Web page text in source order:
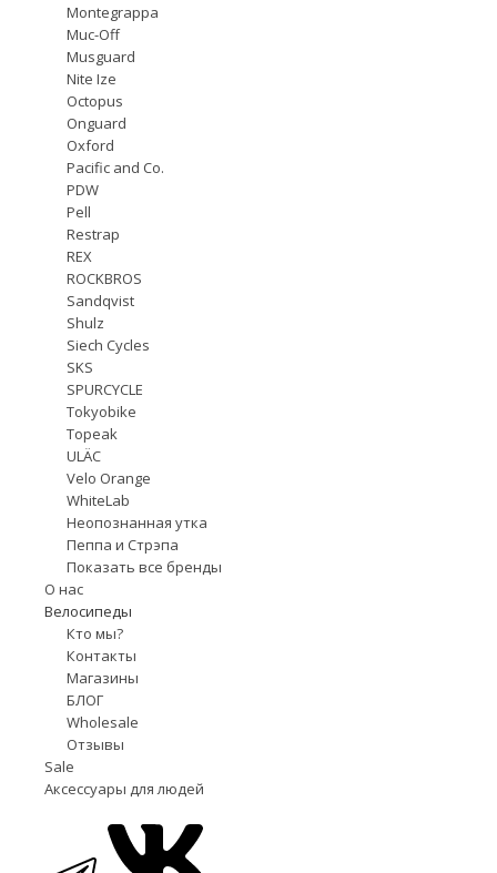
Montegrappa
Muc-Off
Musguard
Nite Ize
Octopus
Onguard
Oxford
Pacific and Co.
PDW
Pell
Restrap
REX
ROCKBROS
Sandqvist
Shulz
Siech Cycles
SKS
SPURCYCLE
Tokyobike
Topeak
ULÄC
Velo Orange
WhiteLab
Неопознанная утка
Пеппа и Стрэпа
Показать все бренды
О нас
Велосипеды
Кто мы?
Контакты
Магазины
БЛОГ
Wholesale
Отзывы
Sale
Аксессуары для людей